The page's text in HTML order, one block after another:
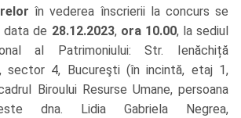
în vederea înscrierii la concurs se
data de 28.12.2023, ora 10.00, la sediul
al Patrimoniului: Str. Ienăchiță
sector 4, Bucureşti (în incintă, etaj 1,
Biroului Resurse Umane, persoana
dna. Lidia Gabriela Negrea,